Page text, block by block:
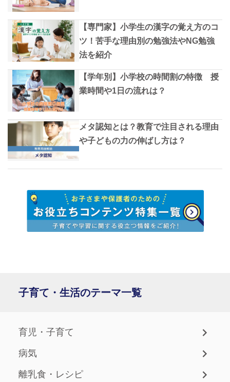
【専門家】小学生の漢字の覚え方のコ
ツ！苦手な理由別の勉強法やNG勉強
法を紹介
【学年別】小学校の時間割の特徴 授
業時間や1日の流れは？
メタ認知とは？教育で注目される理由
や子どもの力の伸ばし方は？
子育て・生活のテーマ一覧
育児・子育て
病気
離乳食・レシピ